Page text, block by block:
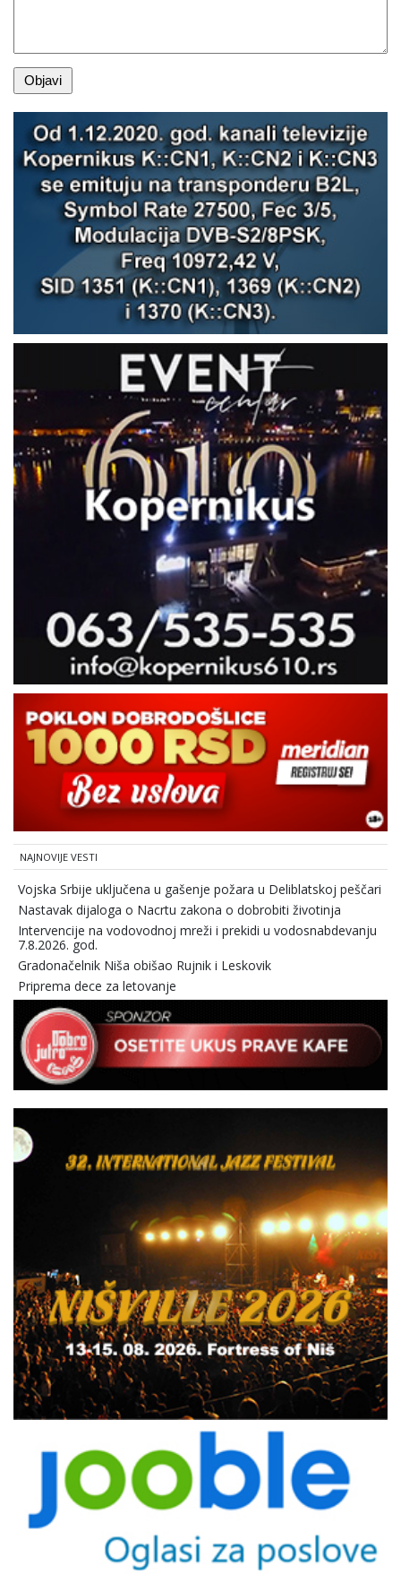
NAJNOVIJE VESTI
Vojska Srbije uključena u gašenje požara u Deliblatskoj peščari
Nastavak dijaloga o Nacrtu zakona o dobrobiti životinja
Intervencije na vodovodnoj mreži i prekidi u vodosnabdevanju
7.8.2026. god.
Gradonačelnik Niša obišao Rujnik i Leskovik
Priprema dece za letovanje